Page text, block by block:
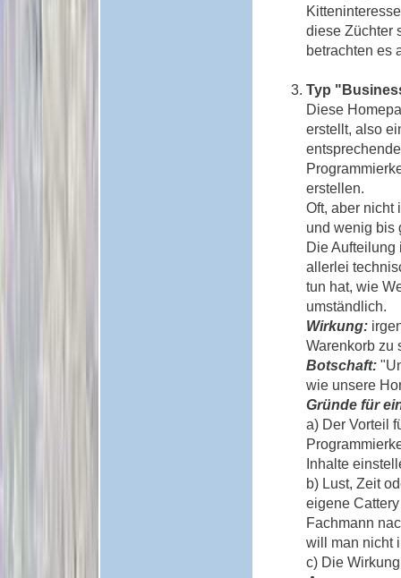
diese Züchter
betrachten es
Typ
Diese
erstellt, also
erstellen.
Oft, aber nicht
und wenig bis
Die Aufteilung
allerlei
tun hat, wie
umständlich.
Wirkung:
Warenkorb zu
Botschaft:
wie unsere
Gründe für
a) Der Vorteil
Inhalte
b) Lust, Zeit
eigene
Fachmann
will man nicht
c) Die